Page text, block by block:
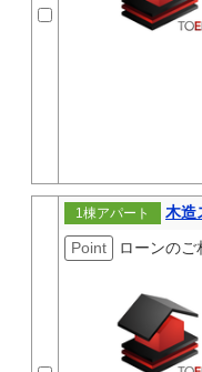
1棟アパート
木造
Point
ローンのご